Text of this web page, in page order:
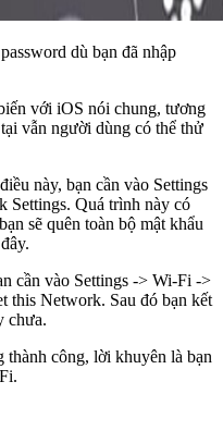
dù bạn đã nhập
với iOS nói chung, tương
vẫn người dùng có thể thử
này, bạn cần vào Settings
Settings. Quá trình này có
sẽ quên toàn bộ mật khẩu
cần vào Settings -> Wi-Fi ->
this Network. Sau đó bạn kết
chưa.
thành công, lời khuyên là bạn